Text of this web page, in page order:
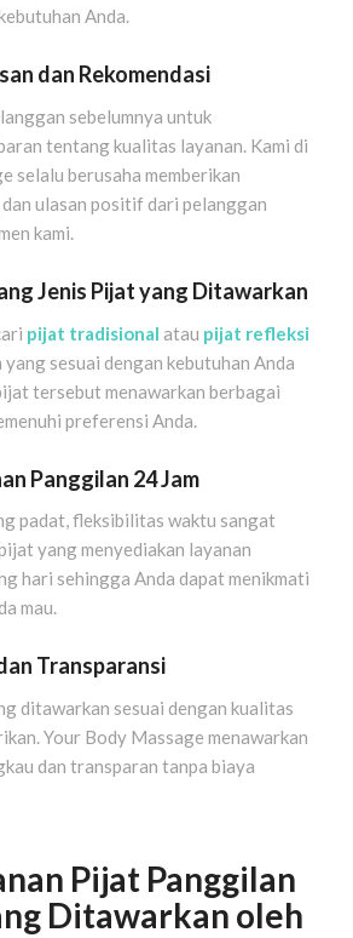
Anda.
dan Rekomendasi
sebelumnya untuk
tentang kualitas layanan. Kami di
selalu berusaha memberikan
ulasan positif dari pelanggan
kami.
Jenis Pijat yang Ditawarkan
pijat tradisional atau pijat refleksi
sesuai dengan kebutuhan Anda
tersebut menawarkan berbagai
preferensi Anda.
Panggilan 24 Jam
padat, fleksibilitas waktu sangat
yang menyediakan layanan
hari sehingga Anda dapat menikmati
mau.
Transparansi
ditawarkan sesuai dengan kualitas
Your Body Massage menawarkan
dan transparan tanpa biaya
Pijat Panggilan
Ditawarkan oleh